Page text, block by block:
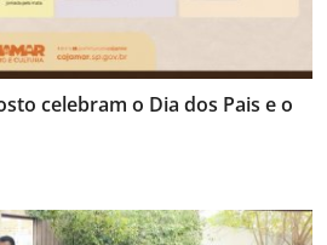
celebram o Dia dos Pais e o